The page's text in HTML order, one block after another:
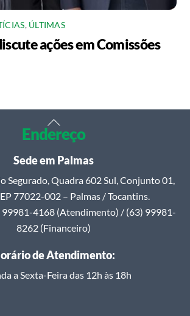
, ÚLTIMAS
ações em Comissões
Back
To
Top
Endereço
Sede em Palmas
Segurado, Quadra 602 Sul, Conjunto 01,
77022-002 – Palmas / Tocantins.
4168 (Atendimento) / (63) 99981-
8262 (Financeiro)
de Atendimento:
a Sexta-Feira das 12h às 18h